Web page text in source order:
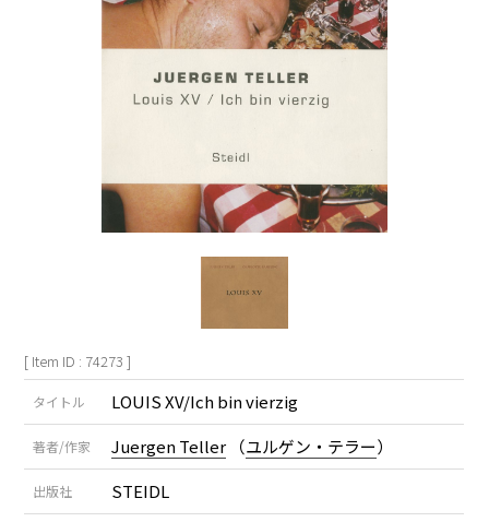
[ Item ID : 74273 ]
タイトル LOUIS XV/Ich bin vierzig
著者/作家 Juergen Teller （ユルゲン・テラー）
出版社 STEIDL